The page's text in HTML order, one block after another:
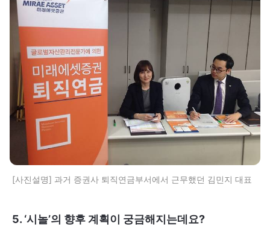
[사진설명] 과거 증권사 퇴직연금부서에서 근무했던 김민지 대표
5. ‘시놀’의 향후 계획이 궁금해지는데요?